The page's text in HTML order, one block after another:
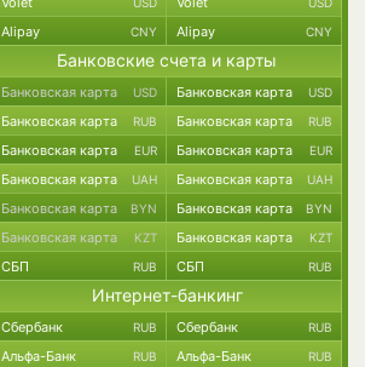
Alipay CNY Alipay CNY
Банковские счета и карты
Банковская карта USD Банковская карта USD
Банковская карта RUB Банковская карта RUB
Банковская карта EUR Банковская карта EUR
Банковская карта UAH Банковская карта UAH
Банковская карта BYN Банковская карта BYN
Банковская карта KZT Банковская карта KZT
СБП RUB СБП RUB
Интернет-банкинг
Сбербанк RUB Сбербанк RUB
Альфа-Банк RUB Альфа-Банк RUB